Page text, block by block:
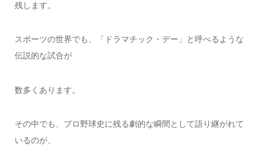
残します。
スポーツの世界でも、「ドラマチック・デー」と呼べるような
伝説的な試合が
数多くあります。
その中でも、プロ野球史に残る劇的な瞬間として語り継がれて
いるのが、